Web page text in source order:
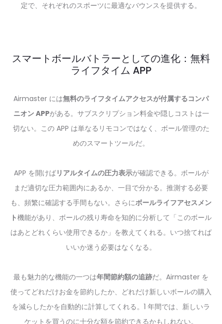
定で、それぞれのスポーツに最適なバウンスを提供する。
スマートボールバトラーとしての進化：無料
ライフタイム APP
Airmaster には無料のライフタイムアクセスが付属するコンパ
ニオン APPがある。サブスクリプション料金や隠しコストは一
切ない。この APP は単なるリモコンではなく、ボール管理のた
めのスマートツールだ。
APP を開けばリアルタイムの圧力表示が確認できる。ボールが
まだ適切な圧力範囲内にあるか、一目で分かる。推測する必要
も、頻繁に確認する手間もない。さらにボールライフアセスメン
ト機能があり、ボールの残り寿命を知的に分析して「このボール
はあとどれくらい使用できるか」を教えてくれる。いつ捨てれば
いいか迷う必要はなくなる。
最も魅力的な機能の一つは年間節約額の追跡だ。Airmaster を
使ってどれだけお金を節約したか、どれだけ新しいボールの購入
を減らしたかを自動的に計算してくれる。1 年間では、新しいラ
ケットを買うのに十分な額を節約できるかもしれない。